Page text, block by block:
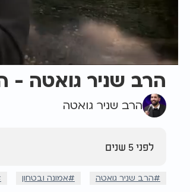
הרב שניר גואטה -
הרב שניר גואטה
לפני 5 שנים
הרב שניר גואטה אמונה ובטחון